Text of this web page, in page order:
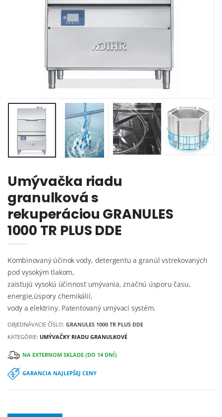
Umývačka riadu
granulková s
rekuperáciou GRANULES
1000 TR PLUS DDE
Kombinovaný účinok vody, detergentu a granúl vstrekovaných
pod vysokým tlakom,
zaisťujú vysokú účinnosť umývania, značnú úsporu času,
energie,úspory chemikálií,
vody a elektriny. Patentovaný umývací systém.
OBJEDNÁVACIE ČÍSLO:GRANULES 1000 TR PLUS DDE
KATEGÓRIE: UMÝVAČKY RIADU GRANULKOVÉ
NA EXTERNOM SKLADE (DO 14 DNÍ)
GARANCIA NAJLEPŠEJ CENY